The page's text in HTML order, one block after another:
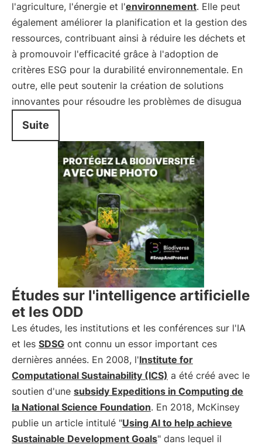
l'agriculture, l'énergie et l'environnement. Elle peut
également améliorer la planification et la gestion des
ressources, contribuant ainsi à réduire les déchets et
à promouvoir l'efficacité grâce à l'adoption de
critères ESG pour la durabilité environnementale. En
outre, elle peut soutenir la création de solutions
innovantes pour résoudre les problèmes de disugua
Suite
Études sur l'intelligence artificielle
et les ODD
Les études, les institutions et les conférences sur l'IA
et les SDSG ont connu un essor important ces
dernières années. En 2008, l'Institute for
Computational Sustainability (ICS) a été créé avec le
soutien d'une subsidy Expeditions in Computing de
la National Science Foundation. En 2018, McKinsey
publie un article intitulé "Using AI to help achieve
Sustainable Development Goals" dans lequel il